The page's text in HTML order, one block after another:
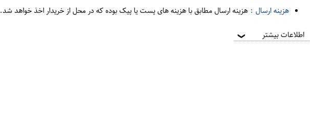
هزینه ارسال : هزینه ارسال مطابق با هزینه های پست یا پیک بوده که در محل از خریدار اخذ خواهد شد.
اطلاعات بیشتر ❯